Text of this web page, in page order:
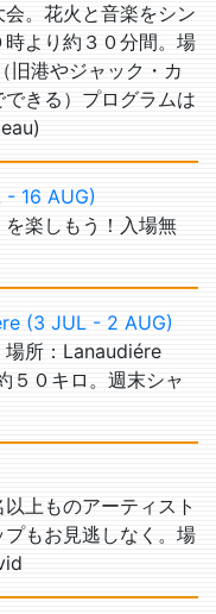
。花火と音楽をシン
より約３０分間。場
旧港やジャック・カ
きる）プログラムは
16 AUG)
楽しもう！入場無
(3 JUL - 2 AUG)
場所：Lanaudiére
５０キロ。週末シャ
上ものアーティスト
もお見逃しなく。場